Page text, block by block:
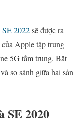
SE 2022sẽ được ra
Apple tập trung
5G tầm trung. Bắt
so sánh giữa hai sản
SE 2020